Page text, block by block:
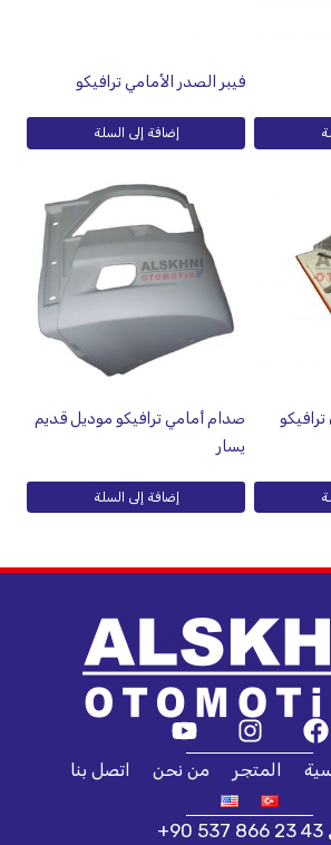
فيبر الصدر الأمامي ترافيكو
إضافة إلى السلة
صدام أمامي ترافيكو موديل قديم
يسار
إضافة إلى السلة
المتجر من نحن اتصل بنا
+90 537 866 23 43